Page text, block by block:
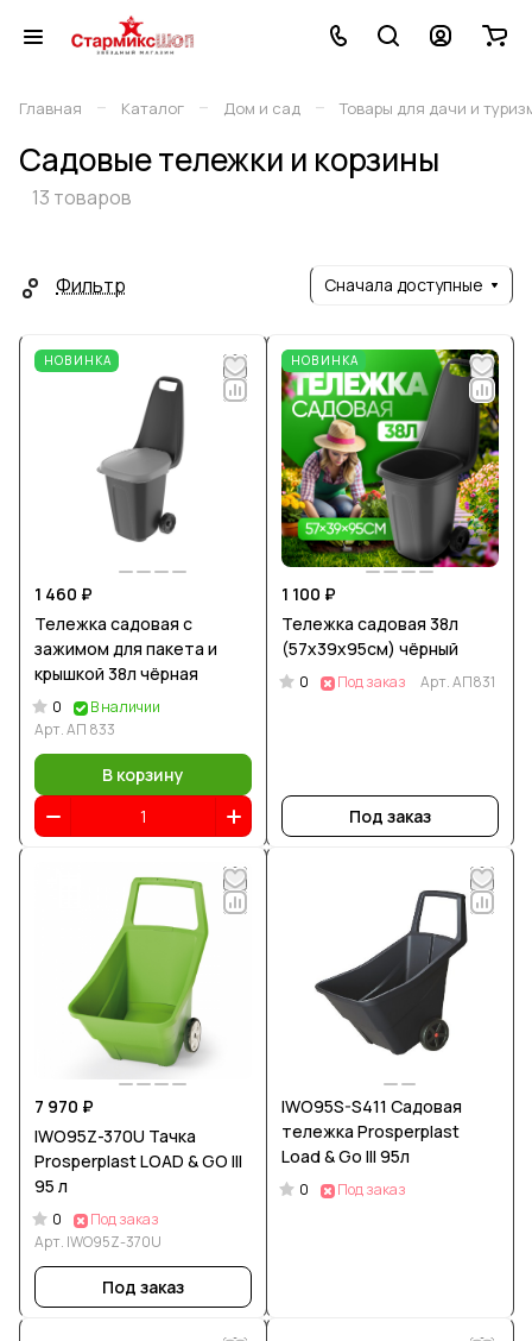
Главная – Каталог – Дом и сад – Товары для дачи и
Садовые тележки и корзины
13 товаров
Фильтр Сначала доступные
НОВИНКА
1 460 ₽
Тележка садовая с
зажимом для пакета и
крышкой 38л чёрная
0
В наличии
Арт.АП 833
В корзину
НОВИНКА
1 100 ₽
Тележка садовая 38л
(57x39x95см) чёрный
0 Под заказ Арт.АП831
Под заказ
7 970 ₽
IWO95Z-370U Тачка
Prosperplast LOAD & GO III
95 л
0
Под заказ
Арт. IWO95Z-370U
Под заказ
IWO95S-S411 Садовая
тележка Prosperplast
Load & Go III 95л
0 Под заказ